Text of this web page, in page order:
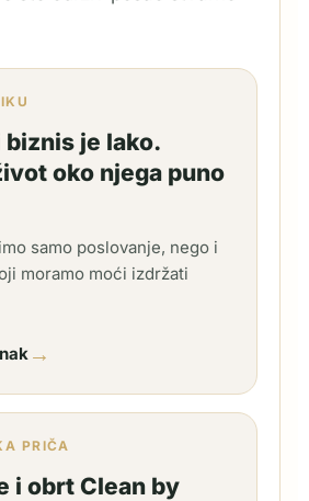
je lako.
oko njega puno
samo poslovanje, nego i
moramo moći izdržati
→
PRIČA
i obrt Clean by